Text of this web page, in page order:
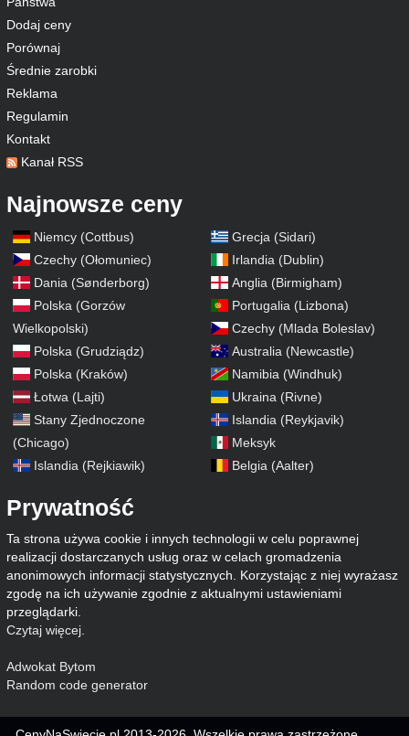
Dodaj ceny
Porównaj
Średnie zarobki
Reklama
Regulamin
Kontakt
Kanał RSS
Najnowsze ceny
Niemcy (Cottbus)
Czechy (Ołomuniec)
Dania (Sønderborg)
Polska (Gorzów
Wielkopolski)
Polska (Grudziądz)
Polska (Kraków)
Łotwa (Lajti)
Stany Zjednoczone
(Chicago)
Islandia (Rejkiawik)
Grecja (Sidari)
Irlandia (Dublin)
Anglia (Birmigham)
Portugalia (Lizbona)
Czechy (Mlada Boleslav)
Australia (Newcastle)
Namibia (Windhuk)
Ukraina (Rivne)
Islandia (Reykjavik)
Meksyk
Belgia (Aalter)
Prywatność
Ta strona używa cookie i innych technologii w celu poprawnej
realizacji dostarczanych usług oraz w celach gromadzenia
anonimowych informacji statystycznych. Korzystając z niej wyrażasz
zgodę na ich używanie zgodnie z aktualnymi ustawieniami
przeglądarki.
Czytaj więcej
Adwokat Bytom
Random code generator